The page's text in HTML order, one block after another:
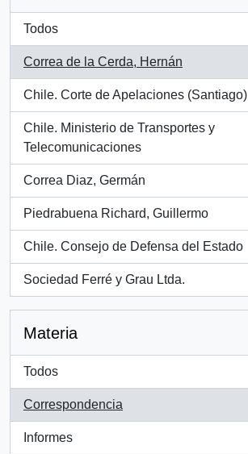
Todos
Correa de la Cerda, Hernán
, 2 resultados
Chile. Corte de Apelaciones (Santiago)
, 2 resultados
Chile. Ministerio de Transportes y
Telecomunicaciones
, 1 resultados
Correa Diaz, Germán
, 1 resultados
Piedrabuena Richard, Guillermo
, 1 resultados
Chile. Consejo de Defensa del Estado
, 1 resultados
Sociedad Ferré y Grau Ltda.
, 1 resultados
Materia
Todos
Correspondencia
, 2 resultados
Informes
, 1 resultados